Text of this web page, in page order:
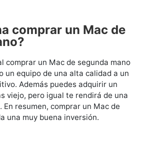
comprar un Mac de
comprar un Mac de segunda mano
un equipo de una alta calidad a un
Además puedes adquirir un
viejo, pero igual te rendirá de una
En resumen, comprar un Mac de
una muy buena inversión.